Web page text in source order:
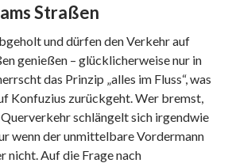
Straßen
und dürfen den Verkehr auf
genießen – glücklicherweise nur in
das Prinzip „alles im Fluss“, was
Konfuzius zurückgeht. Wer bremst,
schlängelt sich irgendwie
wenn der unmittelbare Vordermann
nicht. Auf die Frage nach